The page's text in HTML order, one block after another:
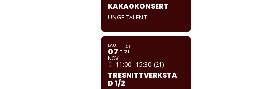
KAKAOKONSERT
UNGE TALENT
LAU
07
NOV
LAU
21
11:00 - 15:30 (21)
TRESNITTVERKSTA
D 1/2